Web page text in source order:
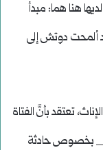
هنا هما: مبدأ
ألمحت دوتش إلى
تعتقد بأنَّ الفتاة
بخصوص حادثة